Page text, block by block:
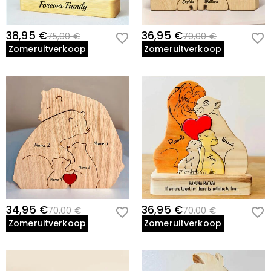
38,95 €75,00 €
Zomeruitverkoop
36,95 €70,00 €
Zomeruitverkoop
34,95 €70,00 €
Zomeruitverkoop
36,95 €70,00 €
Zomeruitverkoop